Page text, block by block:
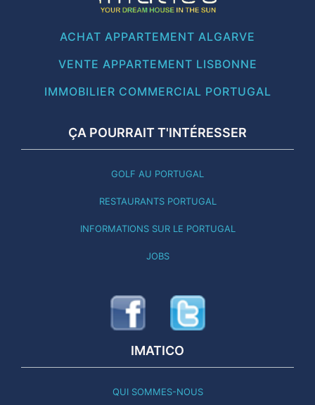
ACHAT APPARTEMENT ALGARVE
VENTE APPARTEMENT LISBONNE
IMMOBILIER COMMERCIAL PORTUGAL
ÇA POURRAIT T'INTÉRESSER
GOLF AU PORTUGAL
RESTAURANTS PORTUGAL
INFORMATIONS SUR LE PORTUGAL
JOBS
IMATICO
QUI SOMMES-NOUS